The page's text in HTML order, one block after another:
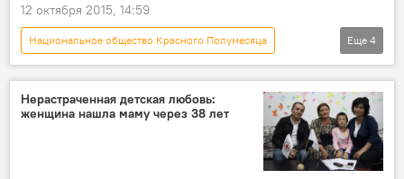
12 октября 2015, 14:59
Национальное общество Красного Полумесяца
Новости
Кыргызстан
Общество
Еще 4
Нерастраченная детская любовь:
женщина нашла маму через 38 лет